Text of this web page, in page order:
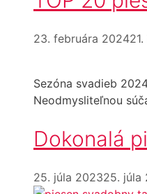
23. februára 2024
Sezóna svadieb
Neodmysliteľnou
Dokonalá
25. júla 202325. júla